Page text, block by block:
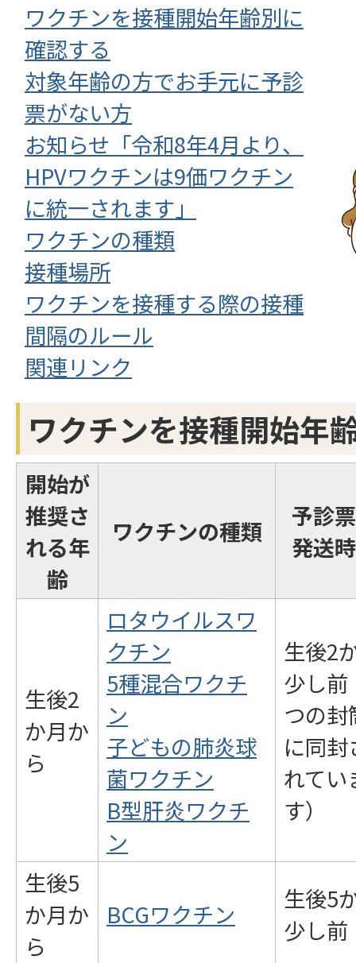
ワクチンを接種開始年齢別に
確認する
対象年齢の方でお手元に予診
票がない方
お知らせ「令和8年4月より、
HPVワクチンは9価ワクチン
に統一されます」
ワクチンの種類
接種場所
ワクチンを接種する際の接種
間隔のルール
関連リンク
ワクチンを接種開始年
開始が
推奨さ
れる年
齢
ワクチンの種類
予診
発送
生後2
か月か
ら
ロタウイルスワ
クチン
5種混合ワクチ
ン
子どもの肺炎球
菌ワクチン
B型肝炎ワクチ
ン
生後2
少し前
つの封
に同封
れてい
す）
生後5
か月か
ら
BCGワクチン
生後5
少し前